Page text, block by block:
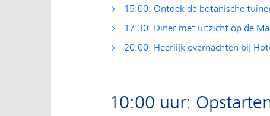
15:00: Ontdek de botanische
17:30: Diner met uitzicht op de
20:00: Heerlijk overnachten bij
10:00 uur: